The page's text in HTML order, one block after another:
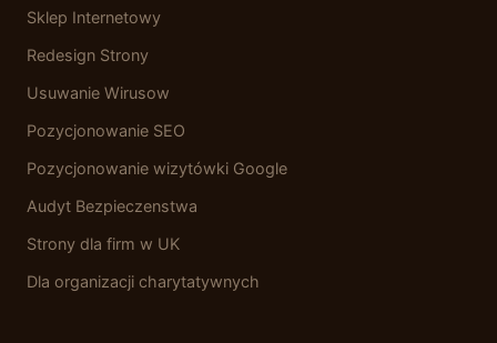
Sklep Internetowy
Redesign Strony
Usuwanie Wirusow
Pozycjonowanie SEO
Pozycjonowanie wizytówki Google
Audyt Bezpieczenstwa
Strony dla firm w UK
Dla organizacji charytatywnych